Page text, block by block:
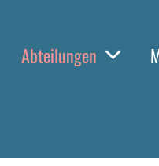
Abteilungen